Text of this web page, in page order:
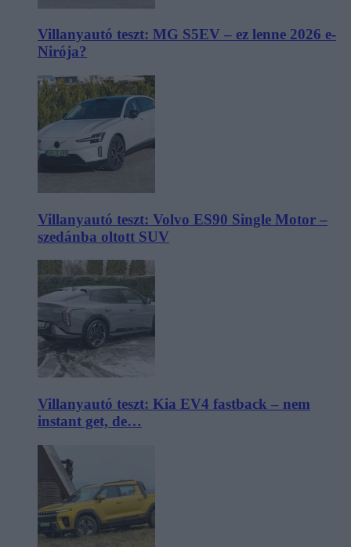
Villanyautó teszt: MG S5EV – ez lenne 2026 e-
Nirója?
Villanyautó teszt: Volvo ES90 Single Motor –
szedánba oltott SUV
Villanyautó teszt: Kia EV4 fastback – nem
instant get, de…